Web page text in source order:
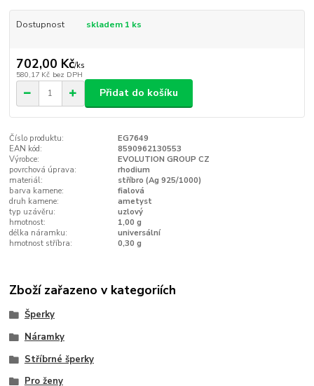
Dostupnost skladem 1 ks
702,00 Kč/ks
580,17 Kč bez DPH
Přidat do košíku
Číslo produktu:
EG7649
EAN kód:
8590962130553
Výrobce:
EVOLUTION GROUP CZ
povrchová úprava:
rhodium
materiál:
stříbro (Ag 925/1000)
barva kamene:
fialová
druh kamene:
ametyst
typ uzávěru:
uzlový
hmotnost:
1,00 g
délka náramku:
universální
hmotnost stříbra:
0,30 g
Zboží zařazeno v kategoriích
Šperky
Náramky
Stříbrné šperky
Pro ženy